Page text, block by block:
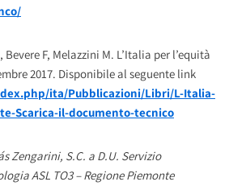
F, Melazzini M. L’Italia per l’equità
2017. Disponibile al seguente link
ita/Pubblicazioni/Libri/L-Italia-
Scarica-il-documento-tecnico
Zengarini, S.C. a D.U. Servizio
ASL TO3 – Regione Piemonte